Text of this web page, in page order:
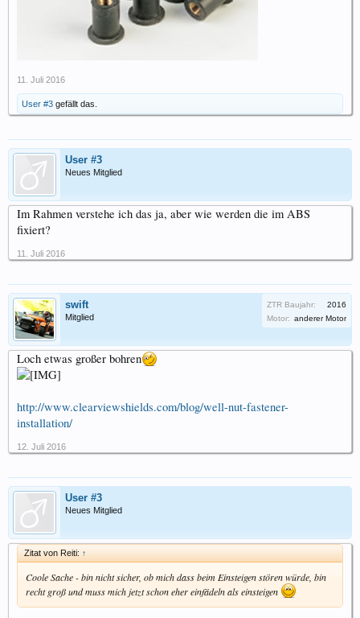
11. Juli 2016
User #3 gefällt das.
User #3
Neues Mitglied
Im Rahmen verstehe ich das ja, aber wie werden die im ABS
fixiert?
11. Juli 2016
swift
Mitglied
ZTR Baujahr:
2016
Motor: anderer Motor
Loch etwas großer bohren
http://www.clearviewshields.com/blog/well-nut-fastener-
installation/
12. Juli 2016
User #3
Neues Mitglied
Zitat von Reiti: ↑
Coole Sache - bin nicht sicher, ob mich dass beim Einsteigen stören würde, bin
recht groß und muss mich jetzt schon eher einfädeln als einsteigen